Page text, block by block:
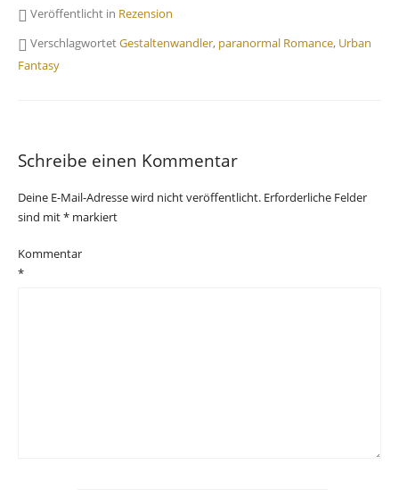
Veröffentlicht in Rezension
VerschlagwortetGestaltenwandler, paranormal Romance, Urban
Fantasy
Schreibe einen Kommentar
Deine E-Mail-Adresse wird nicht veröffentlicht. Erforderliche Felder
sind mit* markiert
Kommentar
*